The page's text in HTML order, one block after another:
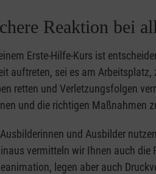
Reaktion bei
Erste-Hilfe-Kurs ist
auftreten, sei es am
retten und Verletzungsfolgen
und die richtigen Maßnahmen
und Ausbilder
vermitteln wir Ihnen auch
legen aber auch